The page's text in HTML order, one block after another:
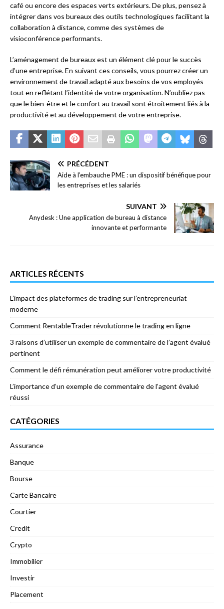
café ou encore des espaces verts extérieurs. De plus, pensez à
intégrer dans vos bureaux des outils technologiques facilitant la
collaboration à distance, comme des systèmes de
visioconférence performants.
L’aménagement de bureaux est un élément clé pour le succès
d’une entreprise. En suivant ces conseils, vous pourrez créer un
environnement de travail adapté aux besoins de vos employés
tout en reflétant l’identité de votre organisation. N’oubliez pas
que le bien-être et le confort au travail sont étroitement liés à la
productivité et au développement de votre entreprise.
PRÉCÉDENT
Aide à l’embauche PME : un dispositif bénéfique pour
les entreprises et les salariés
SUIVANT
Anydesk : Une application de bureau à distance
innovante et performante
ARTICLES RÉCENTS
L’impact des plateformes de trading sur l’entrepreneuriat
moderne
Comment RentableTrader révolutionne le trading en ligne
3 raisons d’utiliser un exemple de commentaire de l’agent évalué
pertinent
Comment le défi rémunération peut améliorer votre productivité
L’importance d’un exemple de commentaire de l’agent évalué
réussi
CATÉGORIES
Assurance
Banque
Bourse
Carte Bancaire
Courtier
Credit
Crypto
Immobilier
Investir
Placement